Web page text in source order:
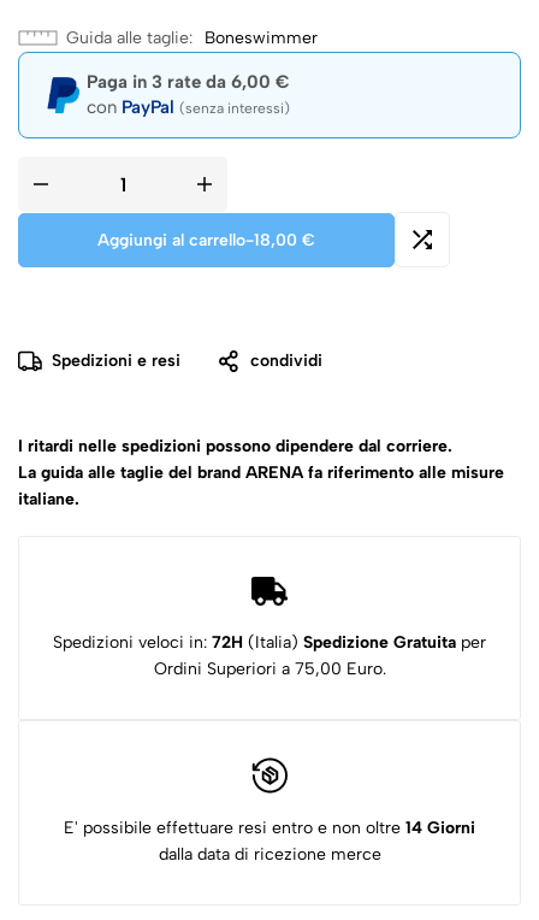
Guida alle taglie Boneswimmer
Paga in 3 rate da 6,00 €
con PayPal (senza interessi)
Aggiungi al carrello-18,00 €
Spedizioni e resi condividi
I ritardi nelle spedizioni possono dipendere dal corriere.
La guida alle taglie del brand ARENA fa riferimento alle misure
italiane.
Spedizioni veloci in: 72H (Italia) Spedizione Gratuita per
Ordini Superiori a 75,00 Euro.
E' possibile effettuare resi entro e non oltre 14 Giorni
dalla data di ricezione merce